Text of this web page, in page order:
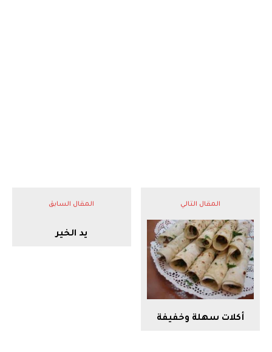
المقال السابق
يد الخير
المقال التالي
أكلات سهلة وخفيفة